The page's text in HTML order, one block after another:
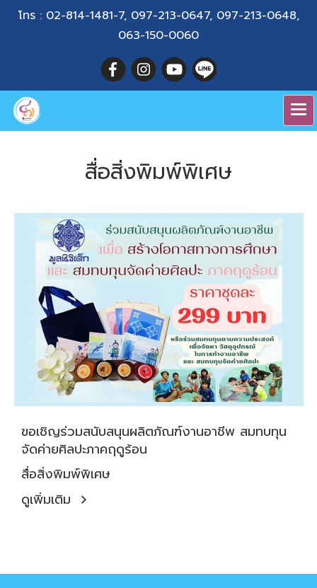
โทร : 02-814-1481-7, 097-213-0647, 097-213-0648,
063-150-0060
สื่อสิ่งพิมพ์พิเศษ
ขอเชิญร่วมสนับสนุนผลิตภัณฑ์งานอาชีพ สมทบทุน
จัดค่ายศิลปะภาคฤดูร้อน
สื่อสิ่งพิมพ์พิเศษ
ดูเพิ่มเติม